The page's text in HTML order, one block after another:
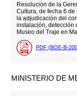
Resolución de la
Cultura, de fecha 6
la adjudicación del
instalación, detección
Museo del Traje en
PDF (BOE-B-
MINISTERIO DE